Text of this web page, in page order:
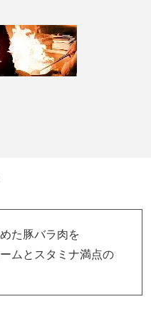
た豚バラ肉を
ムとスタミナ満点の